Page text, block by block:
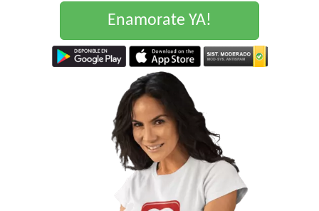
Enamorate YA!